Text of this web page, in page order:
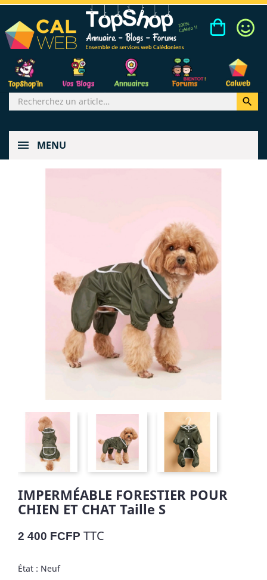

MENU
IMPERMÉABLE FORESTIER POUR
CHIEN ET CHAT Taille S
2 400 FCFP TTC
État : Neuf